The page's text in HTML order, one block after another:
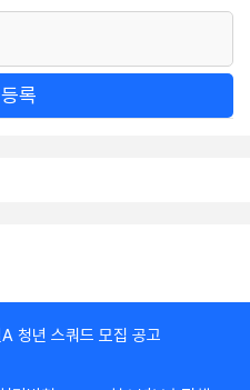
록
청년 스쿼드 모집 공고